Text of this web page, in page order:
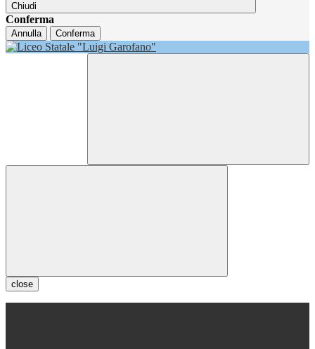
Chiudi
Conferma
Annulla Conferma
close